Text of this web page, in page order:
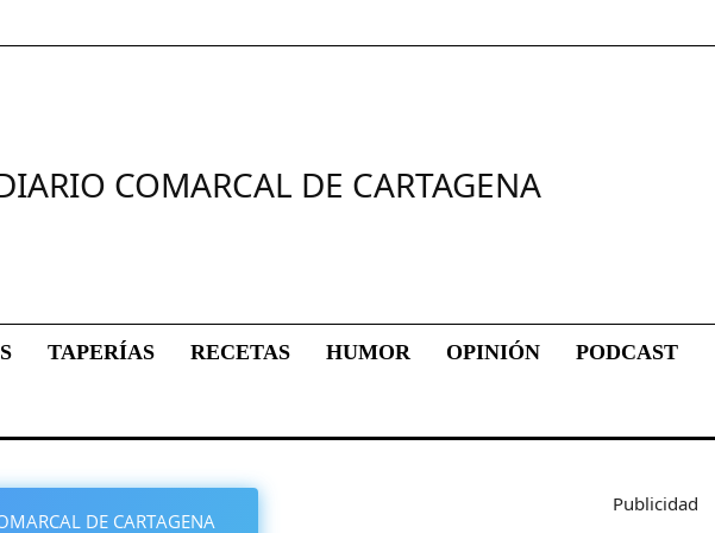
COMARCAL DE CARTAGENA
TAPERÍAS RECETAS HUMOR OPINIÓN PODCAST
DE CARTAGENA
Publicidad